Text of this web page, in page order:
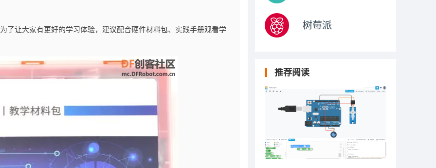
了让大家有更好的学习体验，建议配合硬件材料包、实践手册观看学 树莓派
推荐阅读